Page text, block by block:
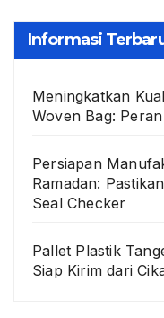
Informasi
Meningkatkan
Woven Bag:
Persiapan
Ramadan:
Seal Checker
Pallet Plastik
Siap Kirim dari